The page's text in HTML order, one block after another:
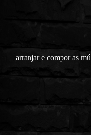
arranjar e compor as